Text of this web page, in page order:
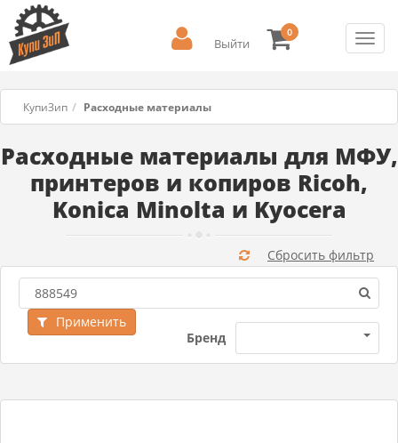
Выйти
0
КупиЗип Расходные материалы
Расходные материалы для МФУ,
принтеров и копиров Ricoh,
Konica Minolta и Kyocera
Бренд
Применить
Сбросить фильтр